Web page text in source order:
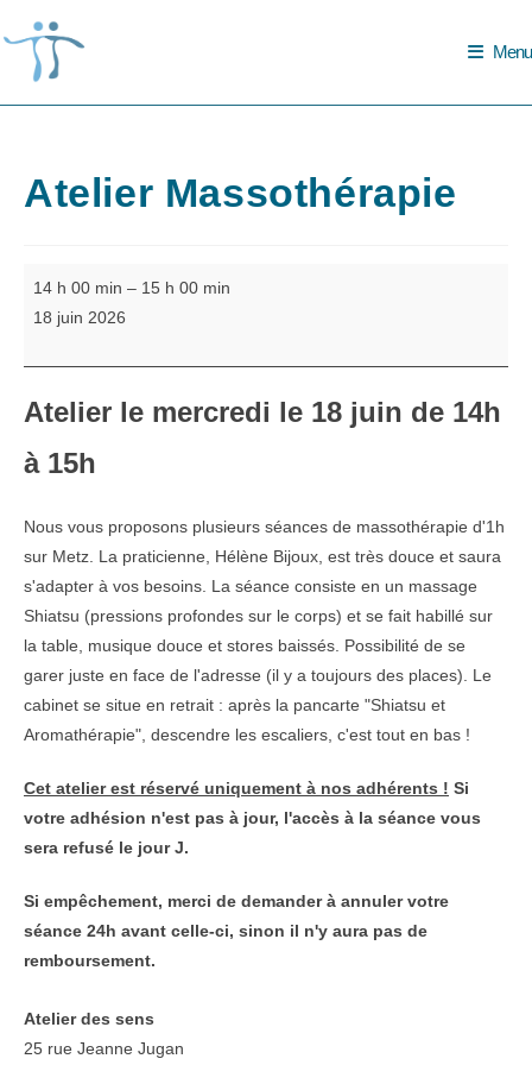
to
content
Menu
Atelier Massothérapie
14 h 00 min – 15 h 00 min
18 juin 2026
Atelier le mercredi le 18 juin de 14h
à 15h
Nous vous proposons plusieurs séances de massothérapie d'1h
sur Metz. La praticienne, Hélène Bijoux, est très douce et saura
s'adapter à vos besoins. La séance consiste en un massage
Shiatsu (pressions profondes sur le corps) et se fait habillé sur
la table, musique douce et stores baissés. Possibilité de se
garer juste en face de l'adresse (il y a toujours des places). Le
cabinet se situe en retrait : après la pancarte "Shiatsu et
Aromathérapie", descendre les escaliers, c'est tout en bas !
Cet atelier est réservé uniquement à nos adhérents ! Si
votre adhésion n'est pas à jour, l'accès à la séance vous
sera refusé le jour J.
Si empêchement, merci de demander à annuler votre
séance 24h avant celle-ci, sinon il n'y aura pas de
remboursement.
Atelier des sens
25 rue Jeanne Jugan